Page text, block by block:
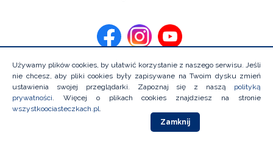
Copyright 2026 Niebieska Linia Instytutu Psychologii Zdrowia.
Wszystkie prawa zastrzeżone
Używamy plików cookies, by ułatwić korzystanie z naszego serwisu. Jeśli
nie chcesz, aby pliki cookies były zapisywane na Twoim dysku zmień
ustawienia swojej przeglądarki. Zapoznaj się z naszą polityką
prywatności. Więcej o plikach cookies znajdziesz na stronie
wszystkoociasteczkach.pl.
Zamknij